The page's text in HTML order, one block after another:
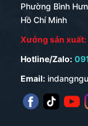
Phường Bình
Hồ Chí Minh
Xưởng sản xuất:
Hotline/Zalo:
Email: